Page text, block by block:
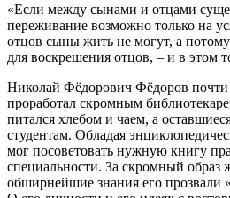
«Если между сынами и отцами
переживание возможно только на
отцов сыны жить не могут, а
для воскрешения отцов, – и в этом
Николай Фёдорович Фёдоров
проработал скромным
питался хлебом и чаем, а
студентам. Обладая
мог посоветовать нужную книгу
специальности. За скромный образ
обширнейшие знания его прозвали